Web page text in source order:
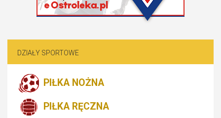
DZIAŁY SPORTOWE
PIŁKA NOŻNA
PIŁKA RĘCZNA